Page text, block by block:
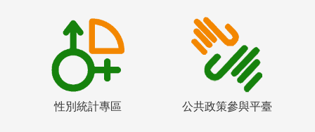
性別統計專區 公共政策參與平臺